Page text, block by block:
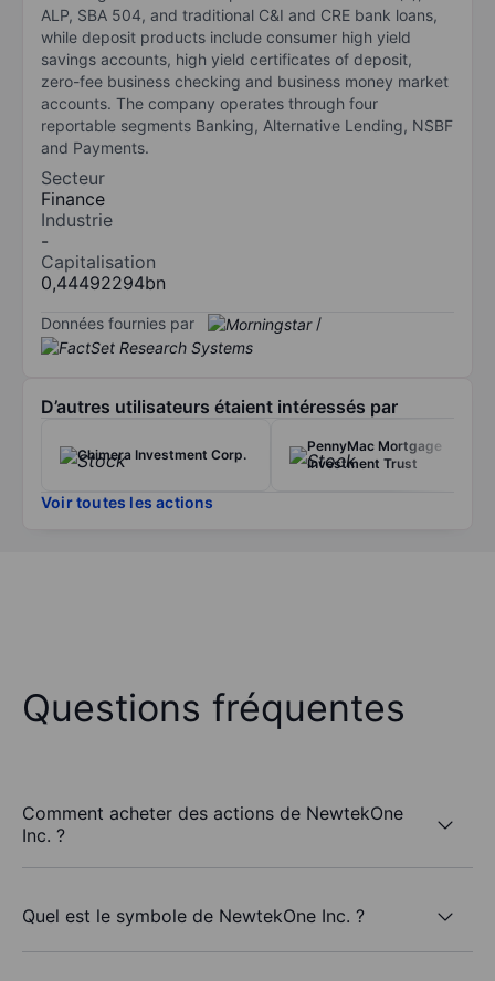
ALP, SBA 504, and traditional C&I and CRE bank loans,
while deposit products include consumer high yield
savings accounts, high yield certificates of deposit,
zero-fee business checking and business money market
accounts. The company operates through four
reportable segments Banking, Alternative Lending, NSBF
and Payments.
Secteur
Finance
Industrie
-
Capitalisation
0,44492294bn
Données fournies par /
D’autres utilisateurs étaient intéressés par
Chimera Investment Corp.
PennyMac Mortgage
Investment Trust
Voir toutes les actions
Questions fréquentes
Comment acheter des actions de NewtekOne
Inc. ?
Quel est le symbole de NewtekOne Inc. ?